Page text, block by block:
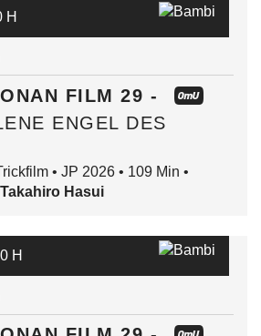
FILM 29 -
ENGEL DES
• JP 2026 • 109 Min •
Takahiro Hasui
H
H